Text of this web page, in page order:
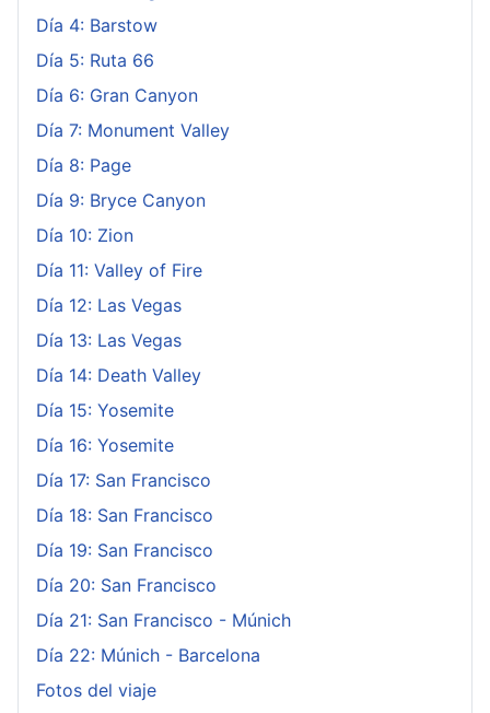
Día 4: Barstow
Día 5: Ruta 66
Día 6: Gran Canyon
Día 7: Monument Valley
Día 8: Page
Día 9: Bryce Canyon
Día 10: Zion
Día 11: Valley of Fire
Día 12: Las Vegas
Día 13: Las Vegas
Día 14: Death Valley
Día 15: Yosemite
Día 16: Yosemite
Día 17: San Francisco
Día 18: San Francisco
Día 19: San Francisco
Día 20: San Francisco
Día 21: San Francisco - Múnich
Día 22: Múnich - Barcelona
Fotos del viaje